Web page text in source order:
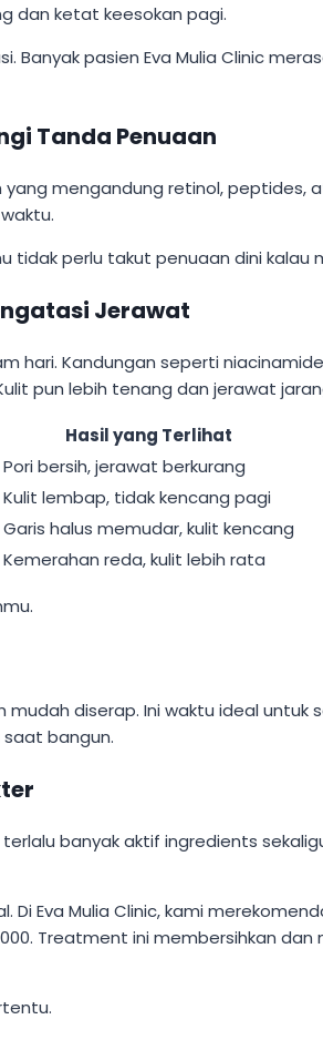
dan ketat keesokan pagi.
pasien Eva Mulia Clinic
Tanda Penuaan
mengandung retinol, peptides,
perlu takut penuaan dini kalau
Jerawat
hari. Kandungan seperti
pun lebih tenang dan jerawat
Hasil yang Terlihat
Pori bersih, jerawat berkurang
Kulit lembap, tidak kencang pagi
Garis halus memudar, kulit kencang
Kemerahan reda, kulit lebih rata
diserap. Ini waktu ideal
bangun.
banyak aktif ingredients
Eva Mulia Clinic, kami
Treatment ini membersihkan